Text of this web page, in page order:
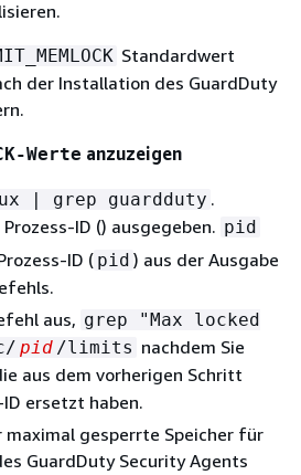
Standardwert
der Installation des GuardDuty
Werte anzuzeigen
| grep guardduty .
ID () ausgegeben. pid
ID ( pid ) aus der Ausgabe
aus, grep "Max locked
pid /limits nachdem Sie
aus dem vorherigen Schritt
ersetzt haben.
maximal gesperrte Speicher für
GuardDuty Security Agents